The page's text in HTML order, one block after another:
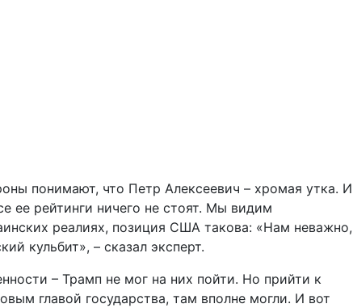
понимают, что Петр Алексеевич – хромая утка. И
ее рейтинги ничего не стоят. Мы видим
реалиях, позиция США такова: «Нам неважно,
кульбит», – сказал эксперт.
– Трамп не мог на них пойти. Но прийти к
главой государства, там вполне могли. И вот